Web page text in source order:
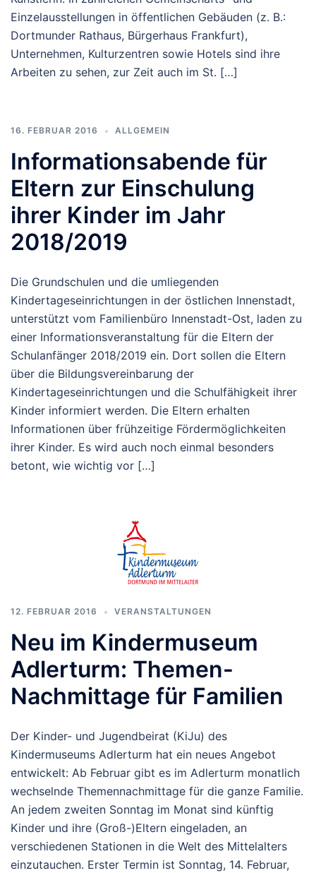
Einzelausstellungen in öffentlichen Gebäuden (z. B.:
Dortmunder Rathaus, Bürgerhaus Frankfurt),
Unternehmen, Kulturzentren sowie Hotels sind ihre
Arbeiten zu sehen, zur Zeit auch im St. […]
16. FEBRUAR 2016 ALLGEMEIN
Informationsabende für
Eltern zur Einschulung
ihrer Kinder im Jahr
2018/2019
Die Grundschulen und die umliegenden
Kindertageseinrichtungen in der östlichen Innenstadt,
unterstützt vom Familienbüro Innenstadt-Ost, laden zu
einer Informationsveranstaltung für die Eltern der
Schulanfänger 2018/2019 ein. Dort sollen die Eltern
über die Bildungsvereinbarung der
Kindertageseinrichtungen und die Schulfähigkeit ihrer
Kinder informiert werden. Die Eltern erhalten
Informationen über frühzeitige Fördermöglichkeiten
ihrer Kinder. Es wird auch noch einmal besonders
betont, wie wichtig vor […]
12. FEBRUAR 2016 VERANSTALTUNGEN
Neu im Kindermuseum
Adlerturm: Themen-
Nachmittage für Familien
Der Kinder- und Jugendbeirat (KiJu) des
Kindermuseums Adlerturm hat ein neues Angebot
entwickelt: Ab Februar gibt es im Adlerturm monatlich
wechselnde Themennachmittage für die ganze Familie.
An jedem zweiten Sonntag im Monat sind künftig
Kinder und ihre (Groß-)Eltern eingeladen, an
verschiedenen Stationen in die Welt des Mittelalters
einzutauchen. Erster Termin ist Sonntag, 14. Februar,